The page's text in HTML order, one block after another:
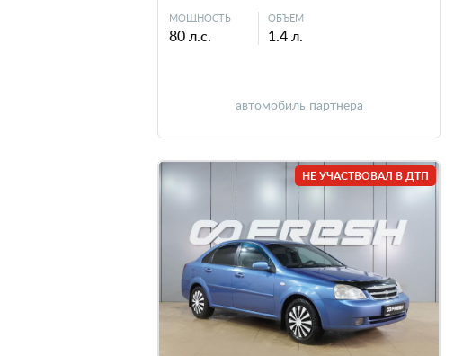
МОЩНОСТЬ
80 л.с.
ОБЪЕМ
1.4 л.
автомобиль партнера
НЕ УЧАСТВОВАЛ В ДТП